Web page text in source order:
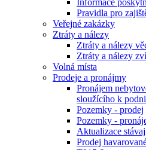
Informace
Pravidla pro
Veřejné zakázky
Ztráty a nálezy
Ztráty a nálezy
Ztráty a nálezy
Volná místa
Prodeje a pronájmy
Pronájem
sloužícího k
Pozemky - prodej
Pozemky -
Aktualizace
Prodej